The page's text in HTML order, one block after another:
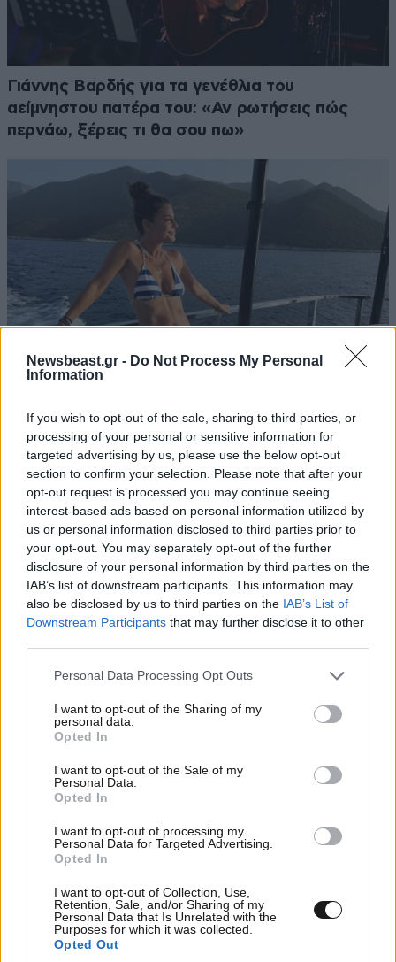
Newsbeast.gr - Do Not Process My Personal
Information
If you wish to opt-out of the sale, sharing to third parties, or
processing of your personal or sensitive information for
targeted advertising by us, please use the below opt-out
section to confirm your selection. Please note that after your
opt-out request is processed you may continue seeing
interest-based ads based on personal information utilized by
us or personal information disclosed to third parties prior to
your opt-out. You may separately opt-out of the further
disclosure of your personal information by third parties on the
IAB’s list of downstream participants. This information may
also be disclosed by us to third parties on the IAB’s List of
Downstream Participants that may further disclose it to other
Please note that this website/app uses one or more Google
not limited to your visit or usage behaviour. You may click to
grant or deny consent to Google and its third-party tags to
use your data for below specified purposes in below Google
consent section.
Personal Data Processing Opt Outs
I want to opt-out of the Sharing of my
personal data.
Opted In
I want to opt-out of the Sale of my
Personal Data.
Opted In
I want to opt-out of processing my
Personal Data for Targeted Advertising.
Opted In
I want to opt-out of Collection, Use,
Retention, Sale, and/or Sharing of my
Personal Data that Is Unrelated with the
Purposes for which it was collected.
Opted Out
Γιάννης Βαρδής για τα γενέθλια του
αείμνηστου πατέρα του: «Αν ρωτήσεις πώς
περνάω, ξέρεις τι θα σου πω»
Μαρία Μενούνος: Με μπικίνι στα χρώματα της
ελληνικής σημαίας – «Κάθε χρόνο η Ελλάδα
μού δίνει κάτι που χρειαζόμουν»
Ακολουθήστε τοNEWSBEASTστοGoogle News
και μάθετε πρώτοι όλες τις ειδήσεις
ΣΧΌΛΙΑ ΑΝΑΓΝΩΣΤΏΝ